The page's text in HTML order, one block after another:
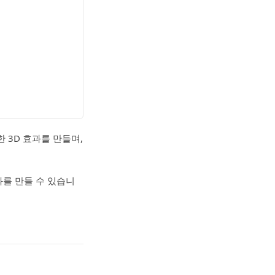
3D 효과를 만들며,
만들 수 있습니